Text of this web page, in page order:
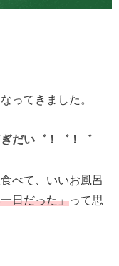
ってきました。
だい゛！゛！゛
べて、いいお風呂
日だった」って思